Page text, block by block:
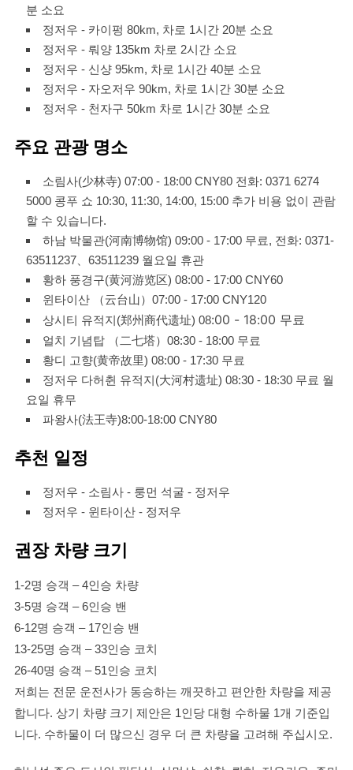
분 소요
정저우 - 카이펑 80km, 차로 1시간 20분 소요
정저우 - 뤄양 135km 차로 2시간 소요
정저우 - 신샹 95km, 차로 1시간 40분 소요
정저우 - 자오저우 90km, 차로 1시간 30분 소요
정저우 - 천자구 50km 차로 1시간 30분 소요
주요 관광 명소
소림사(少林寺) 07:00 - 18:00 CNY80 전화: 0371 6274
5000 콩푸 쇼 10:30, 11:30, 14:00, 15:00 추가 비용 없이 관람
할 수 있습니다.
하남 박물관(河南博物馆) 09:00 - 17:00 무료, 전화: 0371-
63511237、63511239 월요일 휴관
황하 풍경구(黄河游览区) 08:00 - 17:00 CNY60
윈타이산 （云台山）07:00 - 17:00 CNY120
상시티 유적지(郑州商代遗址) 08:00 - 18:00 무료
얼치 기념탑 （二七塔）08:30 - 18:00 무료
황디 고향(黄帝故里) 08:00 - 17:30 무료
정저우 다허췬 유적지(大河村遗址) 08:30 - 18:30 무료 월
요일 휴무
파왕사(法王寺)8:00-18:00 CNY80
추천 일정
정저우 - 소림사 - 룽먼 석굴 - 정저우
정저우 - 윈타이산 - 정저우
권장 차량 크기
1-2명 승객 – 4인승 차량
3-5명 승객 – 6인승 밴
6-12명 승객 – 17인승 밴
13-25명 승객 – 33인승 코치
26-40명 승객 – 51인승 코치
저희는 전문 운전사가 동승하는 깨끗하고 편안한 차량을 제공
합니다. 상기 차량 크기 제안은 1인당 대형 수하물 1개 기준입
니다. 수하물이 더 많으신 경우 더 큰 차량을 고려해 주십시오.